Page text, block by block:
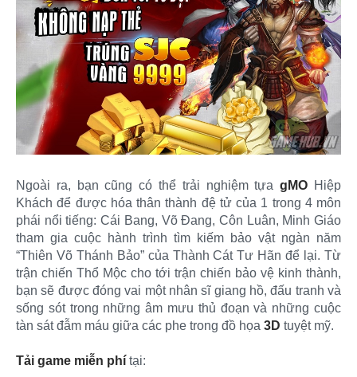
Ngoài ra, bạn cũng có thể trải nghiệm tựagMO Hiệp
Khách để được hóa thân thành đệ tử của 1 trong 4 môn
phái nổi tiếng: Cái Bang, Võ Đang, Côn Luân, Minh Giáo
tham gia cuộc hành trình tìm kiếm bảo vật ngàn năm
“Thiên Võ Thánh Bảo” của Thành Cát Tư Hãn để lại. Từ
trận chiến Thổ Mộc cho tới trận chiến bảo vệ kinh thành,
bạn sẽ được đóng vai một nhân sĩ giang hồ, đấu tranh và
sống sót trong những âm mưu thủ đoạn và những cuộc
tàn sát đẫm máu giữa các phe trong đồ họa 3D tuyệt mỹ.
Tải game miễn phí tại: